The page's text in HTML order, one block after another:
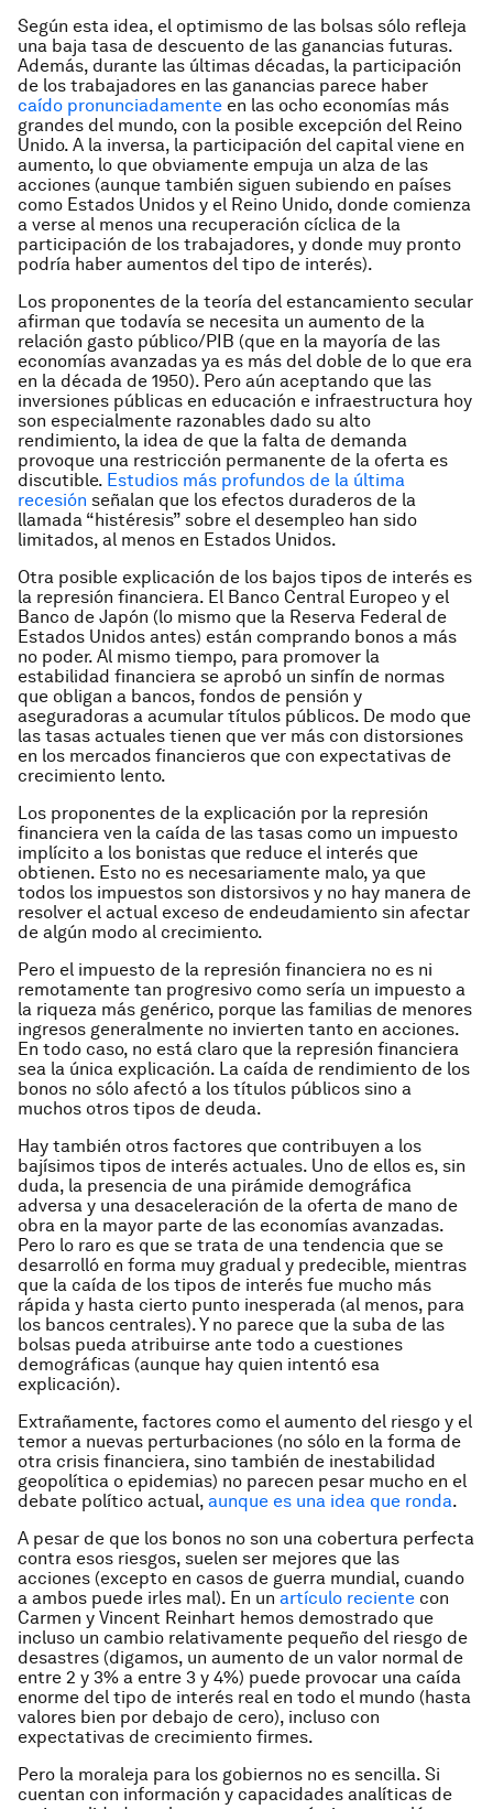
Según esta idea, el optimismo de las bolsas sólo refleja
una baja tasa de descuento de las ganancias futuras.
Además, durante las últimas décadas, la participación
de los trabajadores en las ganancias parece haber
caído pronunciadamente en las ocho economías más
grandes del mundo, con la posible excepción del Reino
Unido. A la inversa, la participación del capital viene en
aumento, lo que obviamente empuja un alza de las
acciones (aunque también siguen subiendo en países
como Estados Unidos y el Reino Unido, donde comienza
a verse al menos una recuperación cíclica de la
participación de los trabajadores, y donde muy pronto
podría haber aumentos del tipo de interés).
Los proponentes de la teoría del estancamiento secular
afirman que todavía se necesita un aumento de la
relación gasto público/PIB (que en la mayoría de las
economías avanzadas ya es más del doble de lo que era
en la década de 1950). Pero aún aceptando que las
inversiones públicas en educación e infraestructura hoy
son especialmente razonables dado su alto
rendimiento, la idea de que la falta de demanda
provoque una restricción permanente de la oferta es
discutible. Estudios más profundos de la última
recesión señalan que los efectos duraderos de la
llamada “histéresis” sobre el desempleo han sido
limitados, al menos en Estados Unidos.
Otra posible explicación de los bajos tipos de interés es
la represión financiera. El Banco Central Europeo y el
Banco de Japón (lo mismo que la Reserva Federal de
Estados Unidos antes) están comprando bonos a más
no poder. Al mismo tiempo, para promover la
estabilidad financiera se aprobó un sinfín de normas
que obligan a bancos, fondos de pensión y
aseguradoras a acumular títulos públicos. De modo que
las tasas actuales tienen que ver más con distorsiones
en los mercados financieros que con expectativas de
crecimiento lento.
Los proponentes de la explicación por la represión
financiera ven la caída de las tasas como un impuesto
implícito a los bonistas que reduce el interés que
obtienen. Esto no es necesariamente malo, ya que
todos los impuestos son distorsivos y no hay manera de
resolver el actual exceso de endeudamiento sin afectar
de algún modo al crecimiento.
Pero el impuesto de la represión financiera no es ni
remotamente tan progresivo como sería un impuesto a
la riqueza más genérico, porque las familias de menores
ingresos generalmente no invierten tanto en acciones.
En todo caso, no está claro que la represión financiera
sea la única explicación. La caída de rendimiento de los
bonos no sólo afectó a los títulos públicos sino a
muchos otros tipos de deuda.
Hay también otros factores que contribuyen a los
bajísimos tipos de interés actuales. Uno de ellos es, sin
duda, la presencia de una pirámide demográfica
adversa y una desaceleración de la oferta de mano de
obra en la mayor parte de las economías avanzadas.
Pero lo raro es que se trata de una tendencia que se
desarrolló en forma muy gradual y predecible, mientras
que la caída de los tipos de interés fue mucho más
rápida y hasta cierto punto inesperada (al menos, para
los bancos centrales). Y no parece que la suba de las
bolsas pueda atribuirse ante todo a cuestiones
demográficas (aunque hay quien intentó esa
explicación).
Extrañamente, factores como el aumento del riesgo y el
temor a nuevas perturbaciones (no sólo en la forma de
otra crisis financiera, sino también de inestabilidad
geopolítica o epidemias) no parecen pesar mucho en el
debate político actual, aunque es una idea que ronda.
A pesar de que los bonos no son una cobertura perfecta
contra esos riesgos, suelen ser mejores que las
acciones (excepto en casos de guerra mundial, cuando
a ambos puede irles mal). En un artículo reciente con
Carmen y Vincent Reinhart hemos demostrado que
incluso un cambio relativamente pequeño del riesgo de
desastres (digamos, un aumento de un valor normal de
entre 2 y 3% a entre 3 y 4%) puede provocar una caída
enorme del tipo de interés real en todo el mundo (hasta
valores bien por debajo de cero), incluso con
expectativas de crecimiento firmes.
Pero la moraleja para los gobiernos no es sencilla. Si
cuentan con información y capacidades analíticas de